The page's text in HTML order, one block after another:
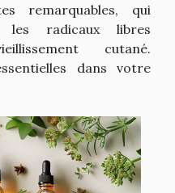
remarquables, qui
radicaux libres
cutané.
dans votre